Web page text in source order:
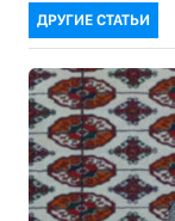
ДРУГИЕ СТАТЬИ